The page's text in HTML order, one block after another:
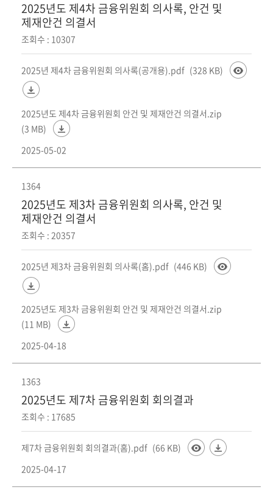
2025년도 제4차 금융위원회 의사록, 안건 및
제재안건 의결서
조회수 : 10307
2025년 제4차 금융위원회 의사록(공개용).pdf (328 KB)
2025년도 제4차 금융위원회 안건 및 제재안건 의결서.zip
(3 MB)
2025-05-02
1364
2025년도 제3차 금융위원회 의사록, 안건 및
제재안건 의결서
조회수 : 20357
2025년 제3차 금융위원회 의사록(홈).pdf (446 KB)
2025년도 제3차 금융위원회 안건 및 제재안건 의결서.zip
(11 MB)
2025-04-18
1363
2025년도 제7차 금융위원회 회의결과
조회수 : 17685
제7차 금융위원회 회의결과(홈).pdf (66 KB)
2025-04-17